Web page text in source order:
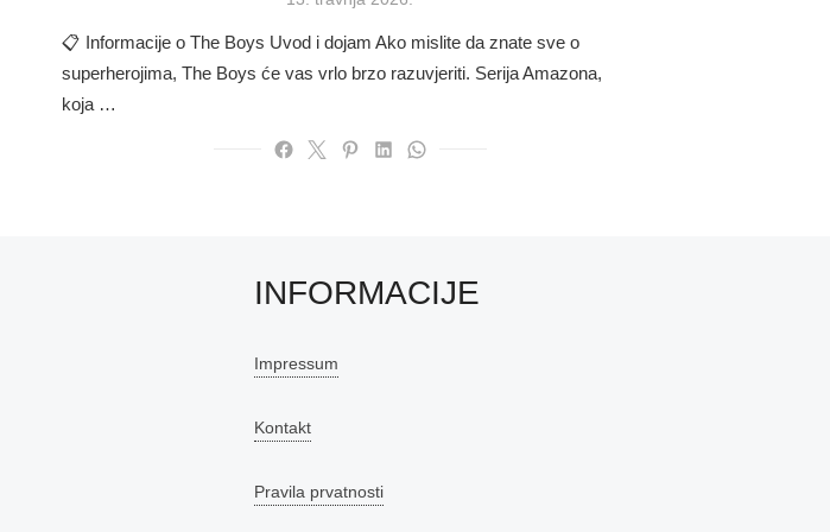
📋 Informacije o The Boys Uvod i dojam Ako mislite da znate sve o
superherojima, The Boys će vas vrlo brzo razuvjeriti. Serija Amazona,
koja …
INFORMACIJE
Impressum
Kontakt
Pravila prvatnosti